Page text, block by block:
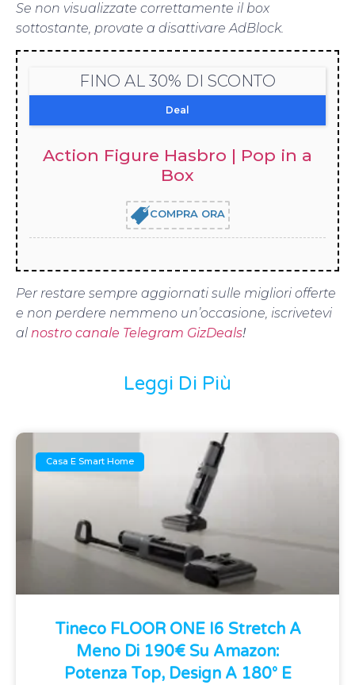
Se non visualizzate correttamente il box
sottostante, provate a disattivare AdBlock.
FINO AL 30% DI SCONTO
Deal
Action Figure Hasbro | Pop in a
Box
COMPRA ORA
Per restare sempre aggiornati sulle migliori offerte
e non perdere nemmeno un’occasione, iscrivetevi
al nostro canale Telegram GizDeals!
Leggi Di Più
Casa E Smart Home
Tineco FLOOR ONE I6 Stretch A
Meno Di 190€ Su Amazon:
Potenza Top, Design A 180° E